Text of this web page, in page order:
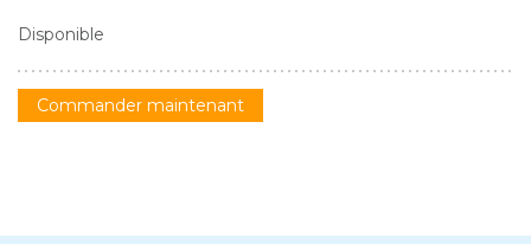
Disponible
Commander maintenant